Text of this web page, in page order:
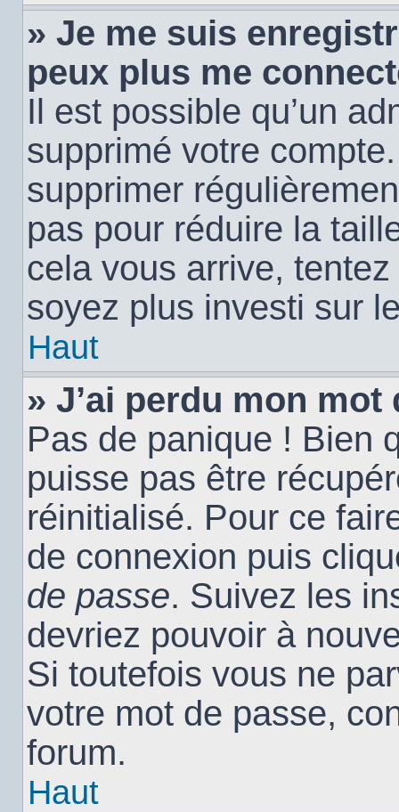
» Je me suis
peux plus me
Il est possible qu’un
supprimé votre
supprimer
pas pour réduire la
cela vous arrive,
soyez plus investi sur
Haut
» J’ai perdu mon mot
Pas de panique ! Bien
puisse pas être
réinitialisé. Pour ce
de connexion puis
de passe. Suivez les
devriez pouvoir à
Si toutefois vous ne
votre mot de passe,
forum.
Haut